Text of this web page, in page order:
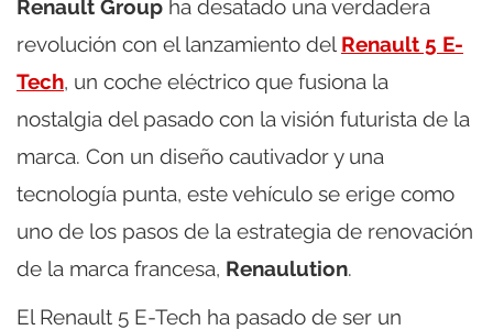
Renault Group ha desatado una verdadera
revolución con el lanzamiento del Renault 5 E-
Tech, un coche eléctrico que fusiona la
nostalgia del pasado con la visión futurista de la
marca. Con un diseño cautivador y una
tecnología punta, este vehículo se erige como
uno de los pasos de la estrategia de renovación
de la marca francesa, Renaulution.
El Renault 5 E-Tech ha pasado de ser un